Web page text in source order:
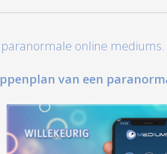
online mediums.
van een